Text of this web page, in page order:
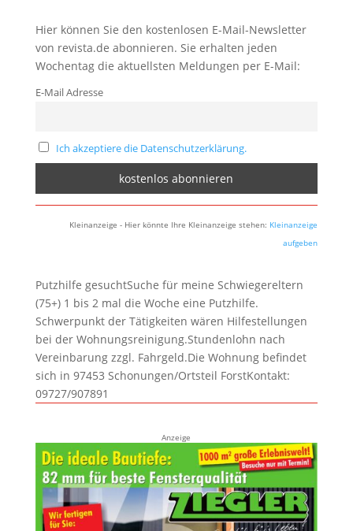
Hier können Sie den kostenlosen E-Mail-Newsletter
von revista.de abonnieren. Sie erhalten jeden
Wochentag die aktuellsten Meldungen per E-Mail:
E-Mail Adresse
Ich akzeptiere die Datenschutzerklärung.
Kleinanzeige - Hier könnte Ihre Kleinanzeige stehen: Kleinanzeige
aufgeben
Putzhilfe gesuchtSuche für meine Schwiegereltern
(75+) 1 bis 2 mal die Woche eine Putzhilfe.
Schwerpunkt der Tätigkeiten wären Hilfestellungen
bei der Wohnungsreinigung.Stundenlohn nach
Vereinbarung zzgl. Fahrgeld.Die Wohnung befindet
sich in 97453 Schonungen/Ortsteil ForstKontakt:
09727/907891
Anzeige